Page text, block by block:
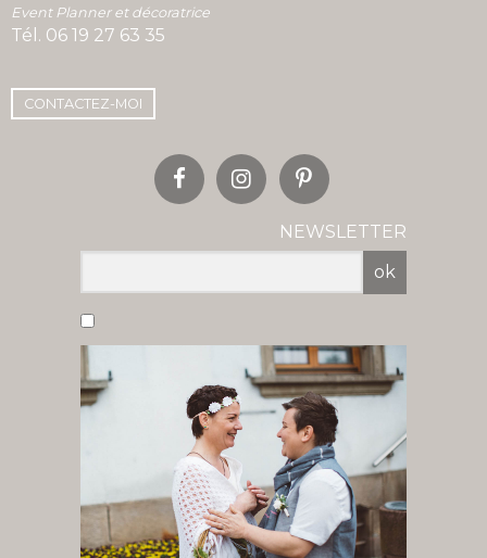
Event Planner et décoratrice
Tél. 06 19 27 63 35
CONTACTEZ-MOI
NEWSLETTER
ok